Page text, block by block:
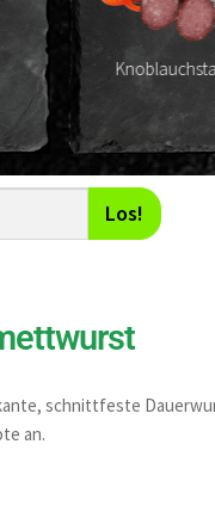
Knoblauchstangerl
Los!
schnittfeste
an.